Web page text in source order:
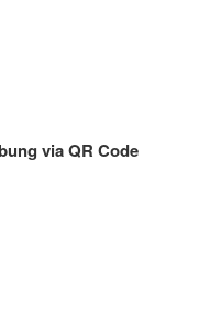
via QR Code